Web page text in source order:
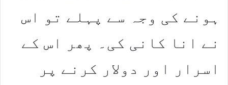
ہونے کی وجہ سے پہلے تو اس
نے انا کانی کی۔ پھر اس کے
اسرار اور دولار کرنے پر